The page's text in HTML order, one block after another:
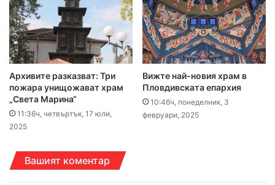
Архивите разказват: Три
пожара унищожават храм
„Света Марина“
11:36ч, четвъртък, 17 юли,
2025
Вижте най-новия храм в
Пловдивската епархия
10:46ч, понеделник, 3
февруари, 2025
Вашият коментар